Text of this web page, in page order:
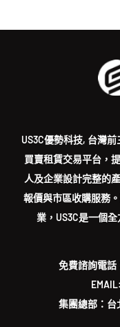
US3C優勢科技, 台灣
買賣租賃交易平台，
人及企業設計完整的
報價與市區收購服務
業，US3C是一個
免費諮詢電話
集團總部：台